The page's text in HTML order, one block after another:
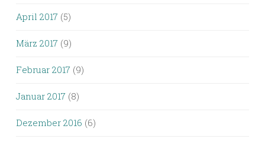
April 2017 (5)
März 2017 (9)
Februar 2017 (9)
Januar 2017 (8)
Dezember 2016 (6)